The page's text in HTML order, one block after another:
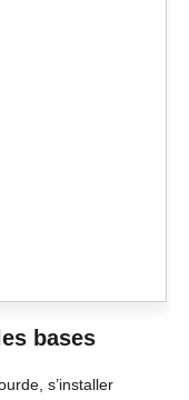
bases
s’installer